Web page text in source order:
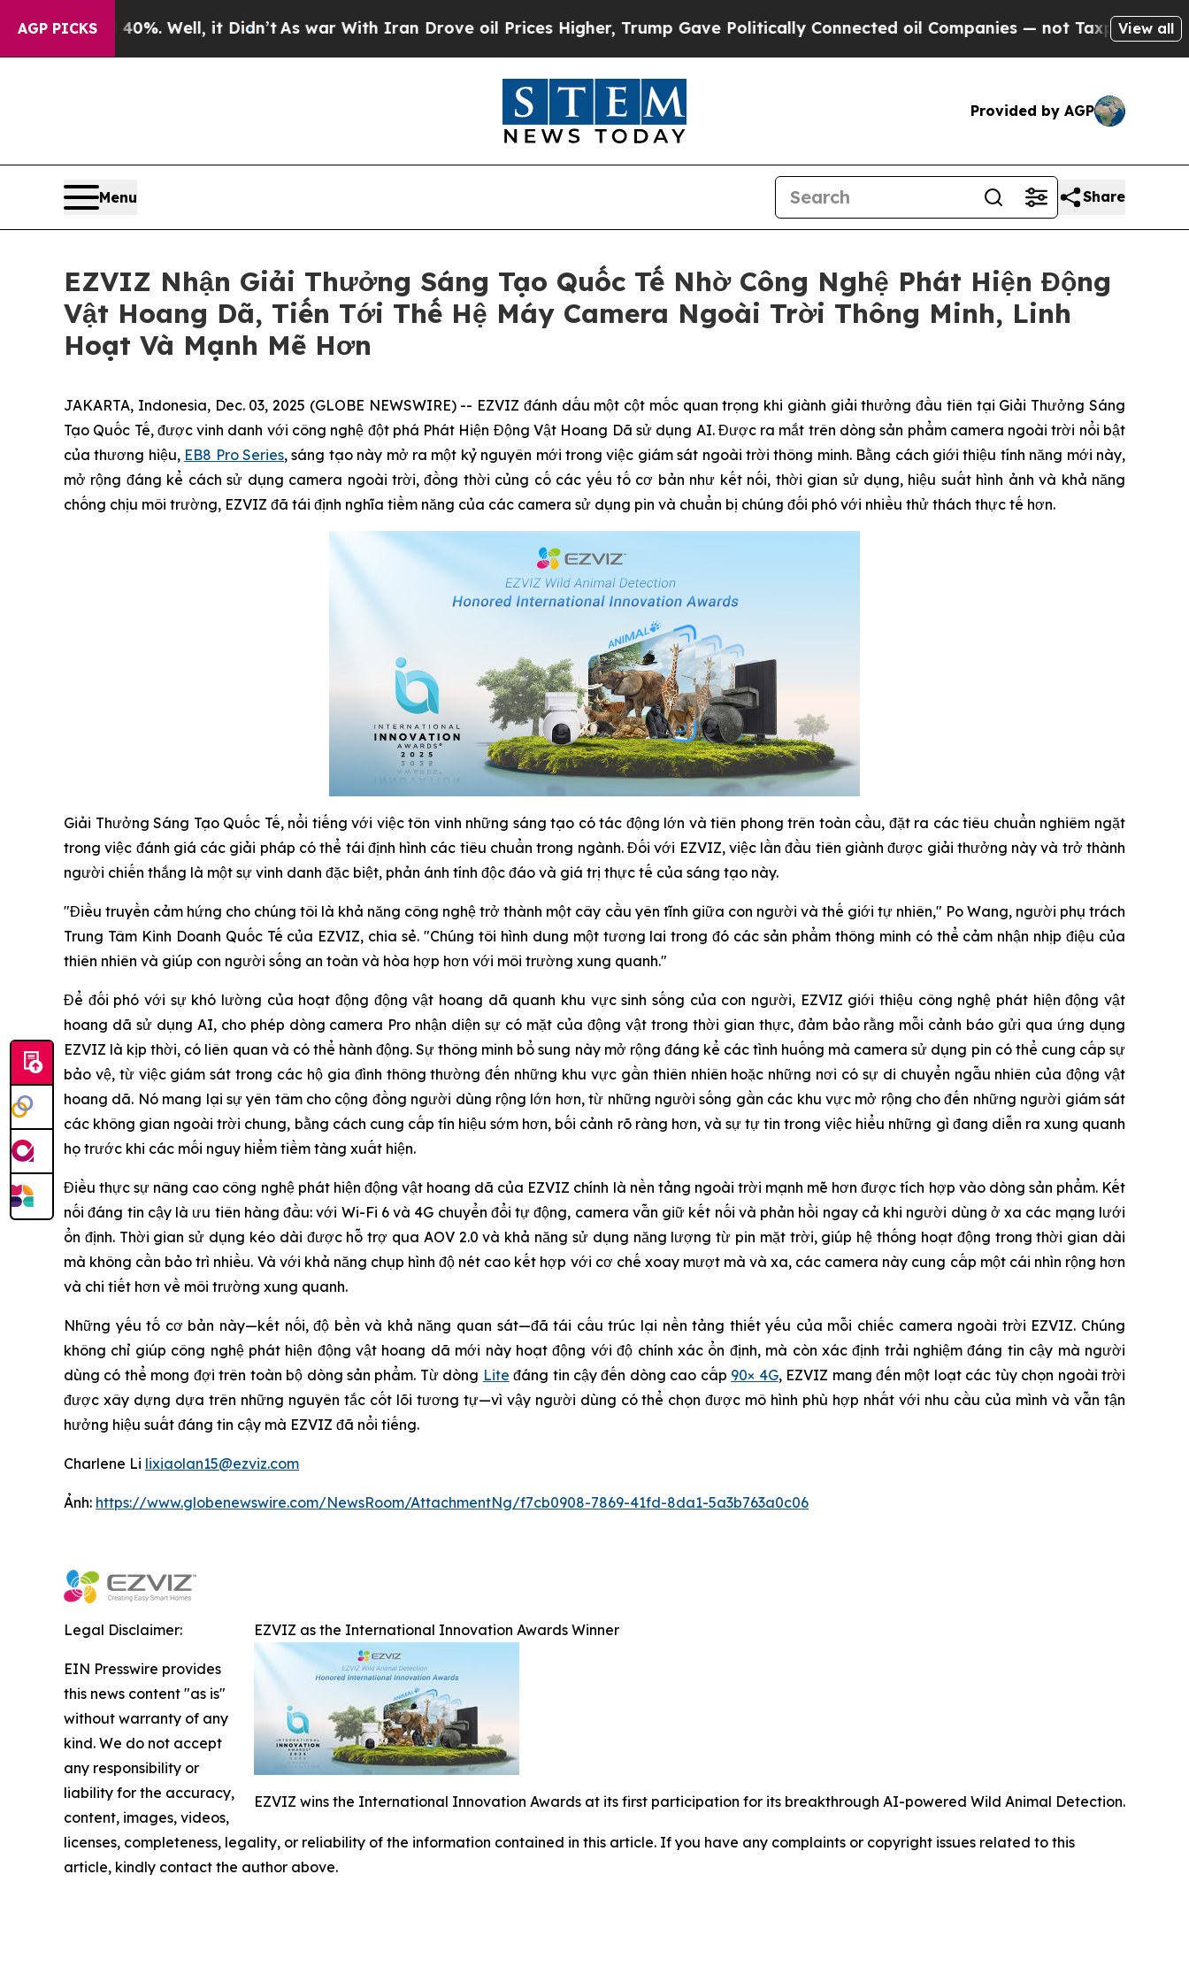
AGP PICKS
40%. Well, it Didn’tAs war With Iran Drove oil Prices Higher, Trump Gave Politically Connected oil Companies — not Taxpayers — theView all
Provided by AGP
Menu Share
EZVIZ Nhận Giải Thưởng Sáng Tạo Quốc Tế Nhờ Công Nghệ Phát Hiện Động
Vật Hoang Dã, Tiến Tới Thế Hệ Máy Camera Ngoài Trời Thông Minh, Linh
Hoạt Và Mạnh Mẽ Hơn
JAKARTA, Indonesia, Dec. 03, 2025 (GLOBE NEWSWIRE) -- EZVIZ đánh dấu một cột mốc quan trọng khi giành giải thưởng đầu tiên tại Giải Thưởng Sáng
Tạo Quốc Tế, được vinh danh với công nghệ đột phá Phát Hiện Động Vật Hoang Dã sử dụng AI. Được ra mắt trên dòng sản phẩm camera ngoài trời nổi bật
của thương hiệu, EB8 Pro Series, sáng tạo này mở ra một kỷ nguyên mới trong việc giám sát ngoài trời thông minh. Bằng cách giới thiệu tính năng mới này,
mở rộng đáng kể cách sử dụng camera ngoài trời, đồng thời củng cố các yếu tố cơ bản như kết nối, thời gian sử dụng, hiệu suất hình ảnh và khả năng
chống chịu môi trường, EZVIZ đã tái định nghĩa tiềm năng của các camera sử dụng pin và chuẩn bị chúng đối phó với nhiều thử thách thực tế hơn.
Giải Thưởng Sáng Tạo Quốc Tế, nổi tiếng với việc tôn vinh những sáng tạo có tác động lớn và tiên phong trên toàn cầu, đặt ra các tiêu chuẩn nghiêm ngặt
trong việc đánh giá các giải pháp có thể tái định hình các tiêu chuẩn trong ngành. Đối với EZVIZ, việc lần đầu tiên giành được giải thưởng này và trở thành
người chiến thắng là một sự vinh danh đặc biệt, phản ánh tính độc đáo và giá trị thực tế của sáng tạo này.
"Điều truyền cảm hứng cho chúng tôi là khả năng công nghệ trở thành một cây cầu yên tĩnh giữa con người và thế giới tự nhiên," Po Wang, người phụ trách
Trung Tâm Kinh Doanh Quốc Tế của EZVIZ, chia sẻ. "Chúng tôi hình dung một tương lai trong đó các sản phẩm thông minh có thể cảm nhận nhịp điệu của
thiên nhiên và giúp con người sống an toàn và hòa hợp hơn với môi trường xung quanh."
Để đối phó với sự khó lường của hoạt động động vật hoang dã quanh khu vực sinh sống của con người, EZVIZ giới thiệu công nghệ phát hiện động vật
hoang dã sử dụng AI, cho phép dòng camera Pro nhận diện sự có mặt của động vật trong thời gian thực, đảm bảo rằng mỗi cảnh báo gửi qua ứng dụng
EZVIZ là kịp thời, có liên quan và có thể hành động. Sự thông minh bổ sung này mở rộng đáng kể các tình huống mà camera sử dụng pin có thể cung cấp sự
bảo vệ, từ việc giám sát trong các hộ gia đình thông thường đến những khu vực gần thiên nhiên hoặc những nơi có sự di chuyển ngẫu nhiên của động vật
hoang dã. Nó mang lại sự yên tâm cho cộng đồng người dùng rộng lớn hơn, từ những người sống gần các khu vực mở rộng cho đến những người giám sát
các không gian ngoài trời chung, bằng cách cung cấp tín hiệu sớm hơn, bối cảnh rõ ràng hơn, và sự tự tin trong việc hiểu những gì đang diễn ra xung quanh
họ trước khi các mối nguy hiểm tiềm tàng xuất hiện.
Điều thực sự nâng cao công nghệ phát hiện động vật hoang dã của EZVIZ chính là nền tảng ngoài trời mạnh mẽ hơn được tích hợp vào dòng sản phẩm. Kết
nối đáng tin cậy là ưu tiên hàng đầu: với Wi-Fi 6 và 4G chuyển đổi tự động, camera vẫn giữ kết nối và phản hồi ngay cả khi người dùng ở xa các mạng lưới
ổn định. Thời gian sử dụng kéo dài được hỗ trợ qua AOV 2.0 và khả năng sử dụng năng lượng từ pin mặt trời, giúp hệ thống hoạt động trong thời gian dài
mà không cần bảo trì nhiều. Và với khả năng chụp hình độ nét cao kết hợp với cơ chế xoay mượt mà và xa, các camera này cung cấp một cái nhìn rộng hơn
và chi tiết hơn về môi trường xung quanh.
Những yếu tố cơ bản này—kết nối, độ bền và khả năng quan sát—đã tái cấu trúc lại nền tảng thiết yếu của mỗi chiếc camera ngoài trời EZVIZ. Chúng
không chỉ giúp công nghệ phát hiện động vật hoang dã mới này hoạt động với độ chính xác ổn định, mà còn xác định trải nghiệm đáng tin cậy mà người
dùng có thể mong đợi trên toàn bộ dòng sản phẩm. Từ dòng Lite đáng tin cậy đến dòng cao cấp 90× 4G, EZVIZ mang đến một loạt các tùy chọn ngoài trời
được xây dựng dựa trên những nguyên tắc cốt lõi tương tự—vì vậy người dùng có thể chọn được mô hình phù hợp nhất với nhu cầu của mình và vẫn tận
hưởng hiệu suất đáng tin cậy mà EZVIZ đã nổi tiếng.
Charlene Li lixiaolan15@ezviz.com
Ảnh: https://www.globenewswire.com/NewsRoom/AttachmentNg/f7cb0908-7869-41fd-8da1-5a3b763a0c06
EZVIZ as the International Innovation Awards Winner
EZVIZ wins the International Innovation Awards at its first participation for its breakthrough AI-powered Wild Animal Detection.
Legal Disclaimer:
EIN Presswire provides
this news content "as is"
without warranty of any
kind. We do not accept
any responsibility or
liability for the accuracy,
content, images, videos,
licenses, completeness, legality, or reliability of the information contained in this article. If you have any complaints or copyright issues related to this
article, kindly contact the author above.